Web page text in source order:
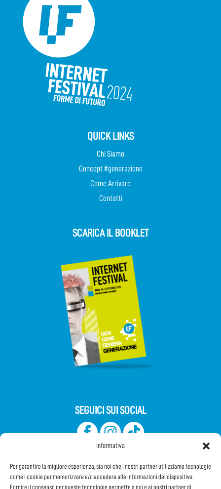
Informativa
Per garantire la migliore esperienza, sia noi che i nostri partner utilizziamo tecnologie
come i cookie per memorizzare e/o accedere alle informazioni del dispositivo.
Fornire il consenso per queste tecnologie permette a noi e ai nostri partner di
QUICK LINKS
Chi Siamo
Concept #generazione
Come Arrivare
Contatti
SCARICA IL BOOKLET
SEGUICI SUI SOCIAL